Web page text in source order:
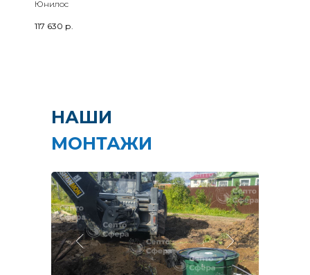
Юнилос
117 630 р.
НАШИ
МОНТАЖИ